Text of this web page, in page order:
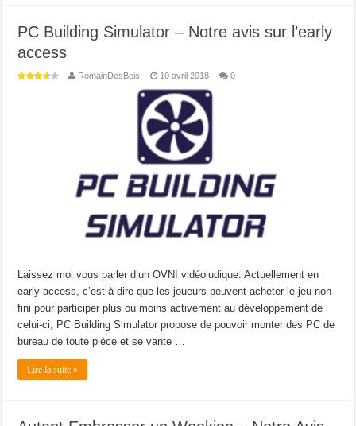
PC Building Simulator – Notre avis sur l’early
access
RomainDesBois 10 avril 2018 0
Laissez moi vous parler d’un OVNI vidéoludique. Actuellement en
early access, c’est à dire que les joueurs peuvent acheter le jeu non
fini pour participer plus ou moins activement au développement de
celui-ci, PC Building Simulator propose de pouvoir monter des PC de
bureau de toute pièce et se vante …
Lire la suite »